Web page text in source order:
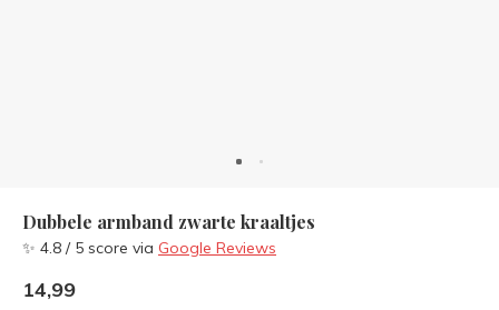
Dubbele armband zwarte kraaltjes
✨ 4.8 / 5 score via Google Reviews
14,99